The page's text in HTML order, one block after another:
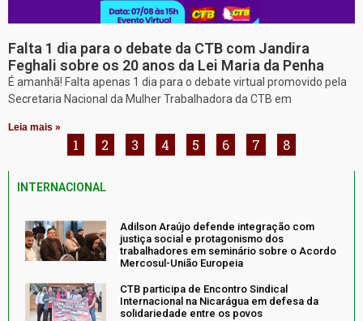
Falta 1 dia para o debate da CTB com Jandira
Feghali sobre os 20 anos da Lei Maria da Penha
É amanhã! Falta apenas 1 dia para o debate virtual promovido pela
Secretaria Nacional da Mulher Trabalhadora da CTB em
Leia mais »
1 2 3 4 5 6 7 8
INTERNACIONAL
Adilson Araújo defende integração com
justiça social e protagonismo dos
trabalhadores em seminário sobre o Acordo
Mercosul-União Europeia
CTB participa de Encontro Sindical
Internacional na Nicarágua em defesa da
solidariedade entre os povos